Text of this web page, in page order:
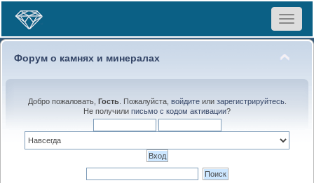
Toggle
Форум о камнях и минералах
Добро пожаловать, Гость. Пожалуйста, войдитеили зарегистрируйтесь.
Не получили письмо с кодом активации?